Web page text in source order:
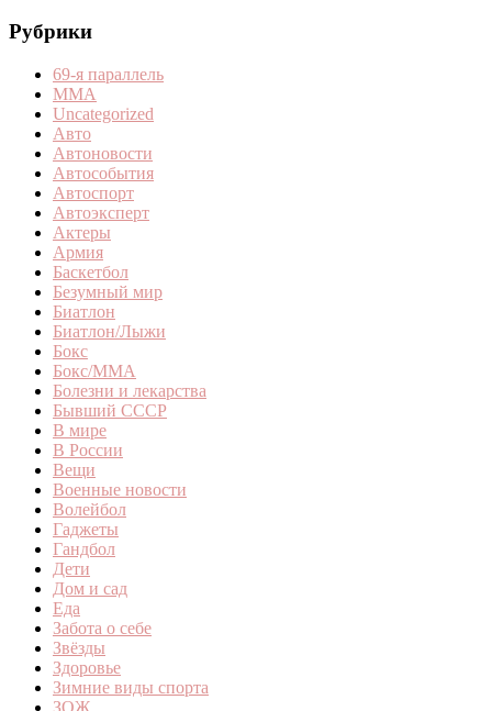
Рубрики
69-я параллель
MMA
Uncategorized
Авто
Автоновости
Автособытия
Автоспорт
Автоэксперт
Актеры
Армия
Баскетбол
Безумный мир
Биатлон
Биатлон/Лыжи
Бокс
Бокс/MMA
Болезни и лекарства
Бывший СССР
В мире
В России
Вещи
Военные новости
Волейбол
Гаджеты
Гандбол
Дети
Дом и сад
Еда
Забота о себе
Звёзды
Здоровье
Зимние виды спорта
ЗОЖ